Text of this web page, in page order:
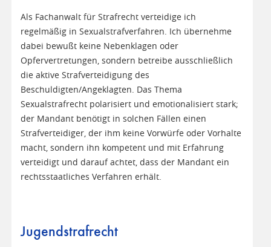
Als Fachanwalt für Strafrecht verteidige ich
regelmäßig in Sexualstrafverfahren. Ich übernehme
dabei bewußt keine Nebenklagen oder
Opfervertretungen, sondern betreibe ausschließlich
die aktive Strafverteidigung des
Beschuldigten/Angeklagten. Das Thema
Sexualstrafrecht polarisiert und emotionalisiert stark;
der Mandant benötigt in solchen Fällen einen
Strafverteidiger, der ihm keine Vorwürfe oder Vorhalte
macht, sondern ihn kompetent und mit Erfahrung
verteidigt und darauf achtet, dass der Mandant ein
rechtsstaatliches Verfahren erhält.
Jugendstrafrecht